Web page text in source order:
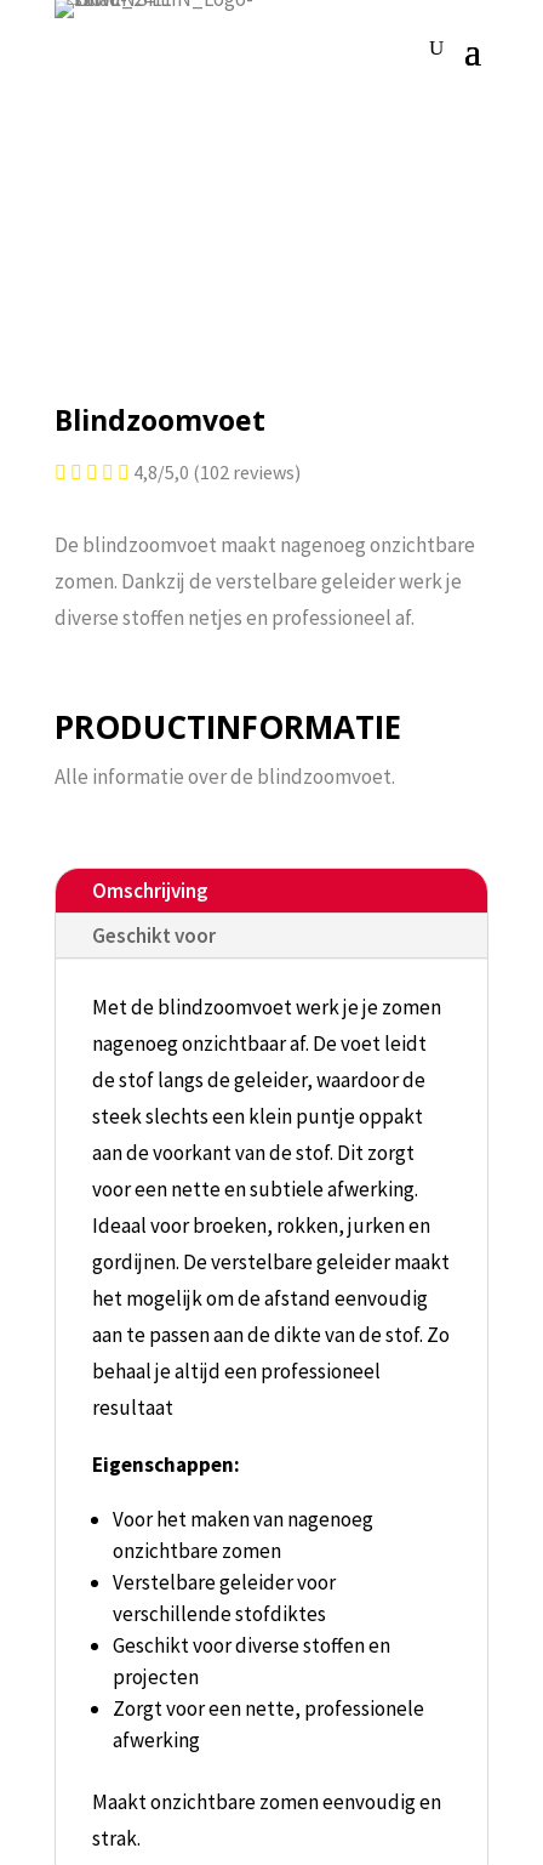
Blindzoomvoet
     4,8/5,0 (102 reviews)
De blindzoomvoet maakt nagenoeg onzichtbare
zomen. Dankzij de verstelbare geleider werk je
diverse stoffen netjes en professioneel af.
PRODUCTINFORMATIE
Alle informatie over de blindzoomvoet.
Omschrijving
Geschikt voor
Met de blindzoomvoet werk je je zomen
nagenoeg onzichtbaar af. De voet leidt
de stof langs de geleider, waardoor de
steek slechts een klein puntje oppakt
aan de voorkant van de stof. Dit zorgt
voor een nette en subtiele afwerking.
Ideaal voor broeken, rokken, jurken en
gordijnen. De verstelbare geleider maakt
het mogelijk om de afstand eenvoudig
aan te passen aan de dikte van de stof. Zo
behaal je altijd een professioneel
resultaat
Eigenschappen:
Voor het maken van nagenoeg
onzichtbare zomen
Verstelbare geleider voor
verschillende stofdiktes
Geschikt voor diverse stoffen en
projecten
Zorgt voor een nette, professionele
afwerking
Maakt onzichtbare zomen eenvoudig en
strak.